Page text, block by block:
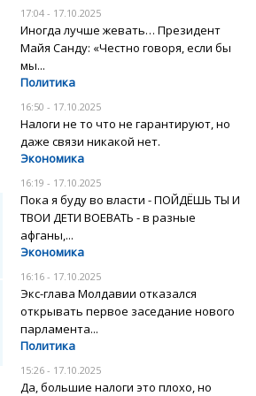
17:04 - 17.10.2025
Иногда лучше жевать… Президент
Майя Санду: «Честно говоря, если бы
мы...
Политика
16:50 - 17.10.2025
Налоги не то что не гарантируют, но
даже связи никакой нет.
Экономика
16:19 - 17.10.2025
Пока я буду во власти - ПОЙДЁШЬ ТЫ И
ТВОИ ДЕТИ ВОЕВАТЬ - в разные
афганы,...
Экономика
16:16 - 17.10.2025
Экс-глава Молдавии отказался
открывать первое заседание нового
парламента...
Политика
15:26 - 17.10.2025
Да, большие налоги это плохо, но